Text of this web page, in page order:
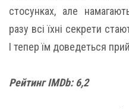
стосунках, але
разу всі їхні секрети
І тепер їм доведеться
Рейтинг IMDb: 6,2